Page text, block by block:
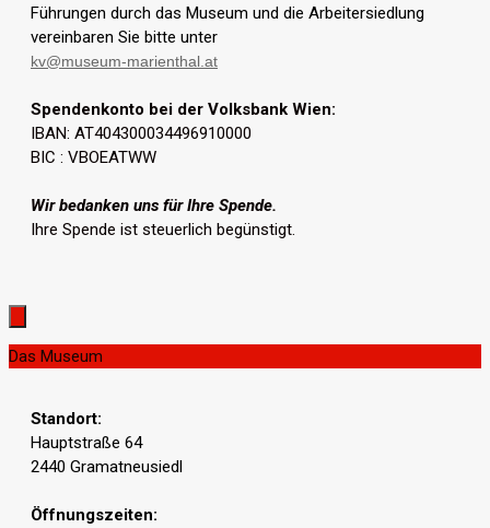
Führungen durch das Museum und die Arbeitersiedlung
vereinbaren Sie bitte unter
kv@museum-marienthal.at
Spendenkonto bei der Volksbank Wien:
IBAN: AT404300034496910000
BIC : VBOEATWW
Wir bedanken uns für Ihre Spende.
Ihre Spende ist steuerlich begünstigt.
Das Museum
Standort:
Hauptstraße 64
2440 Gramatneusiedl
Öffnungszeiten: